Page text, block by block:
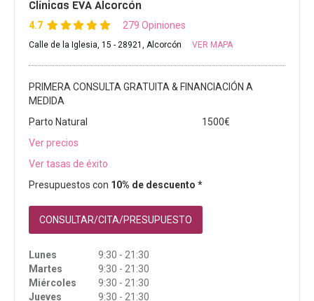
Clínicas EVA Alcorcón
4.7 279 Opiniones
Calle de la Iglesia, 15 - 28921, Alcorcón VER MAPA
PRIMERA CONSULTA GRATUITA & FINANCIACIÓN A
MEDIDA
Parto Natural
1500€
Ver precios
Ver tasas de éxito
Presupuestos con 10% de descuento *
CONSULTAR/CITA/PRESUPUESTO
Lunes
9:30 - 21:30
Martes
9:30 - 21:30
Miércoles
9:30 - 21:30
Jueves
9:30 - 21:30